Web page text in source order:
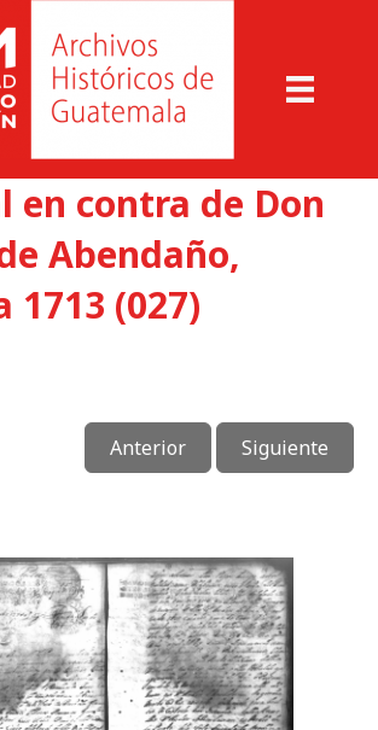
en contra de Don
Abendaño,
1713 (027)
Anterior Siguiente